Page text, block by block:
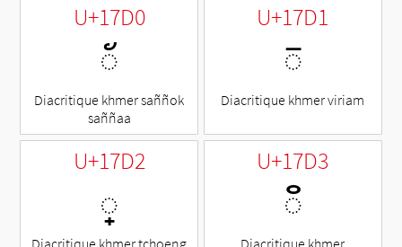
U+17D0
◌័
Diacritique khmer saññok
saññaa
U+17D1
◌៑
Diacritique khmer viriam
U+17D2
◌្
Diacritique khmer tchoeng
U+17D3
◌៓
Diacritique khmer